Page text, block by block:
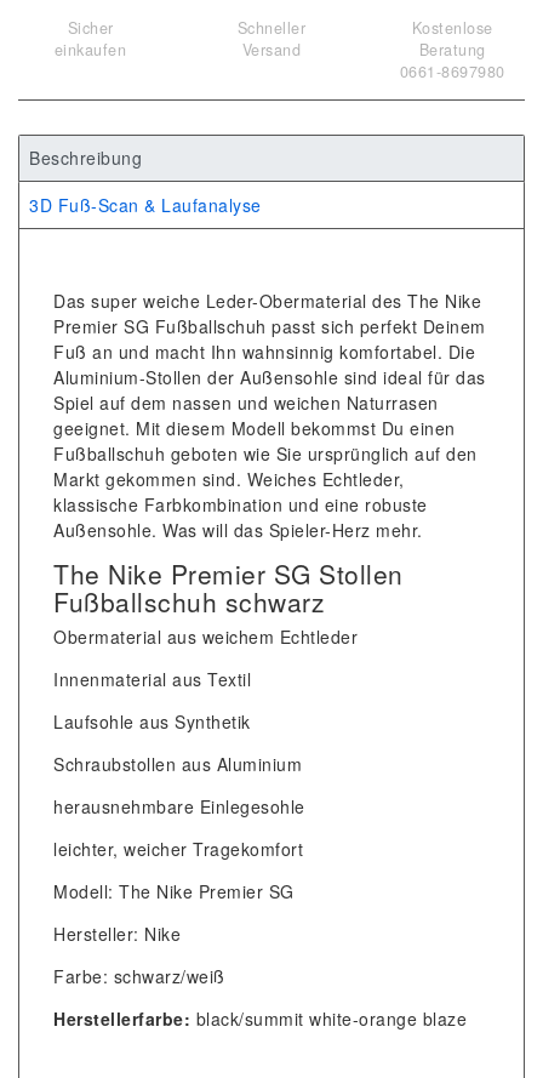
Sicher
einkaufen
Schneller
Versand
Kostenlose
Beratung
0661-8697980
Beschreibung
3D Fuß-Scan & Laufanalyse
Das super weiche Leder-Obermaterial des The Nike
Premier SG Fußballschuh passt sich perfekt Deinem
Fuß an und macht Ihn wahnsinnig komfortabel. Die
Aluminium-Stollen der Außensohle sind ideal für das
Spiel auf dem nassen und weichen Naturrasen
geeignet. Mit diesem Modell bekommst Du einen
Fußballschuh geboten wie Sie ursprünglich auf den
Markt gekommen sind. Weiches Echtleder,
klassische Farbkombination und eine robuste
Außensohle. Was will das Spieler-Herz mehr.
The Nike Premier SG Stollen
Fußballschuh schwarz
Obermaterial aus weichem Echtleder
Innenmaterial aus Textil
Laufsohle aus Synthetik
Schraubstollen aus Aluminium
herausnehmbare Einlegesohle
leichter, weicher Tragekomfort
Modell: The Nike Premier SG
Hersteller: Nike
Farbe: schwarz/weiß
Herstellerfarbe: black/summit white-orange blaze